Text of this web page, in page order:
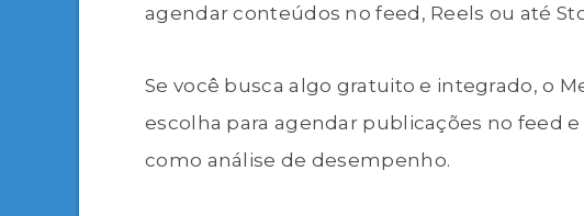
agendar conteúdos no feed, Reels ou até
Se você busca algo gratuito e integrado, o
escolha para agendar publicações no feed e
como análise de desempenho.